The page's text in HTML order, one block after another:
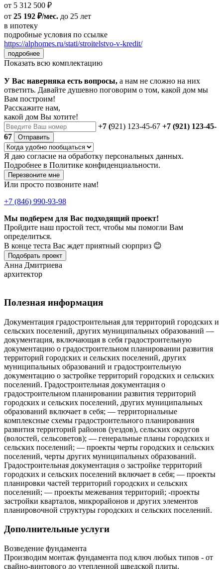
от 5 312 500 ₽
от 25 192 ₽/мес. до 25 лет
в ипотеку
подробные условия по ссылке
https://alphomes.ru/stati/stroitelstvo-v-kredit/
подробнее
Показать всю комплектацию
У Вас наверняка есть вопросы, а нам не сложно на них
ответить. Давайте душевно поговорим о том, какой дом мы
Вам построим!
Расскажите нам,
какой дом Вы хотите!
+7 (921) 123-45-67 +7 (921) 123-45-
67
Отправить
Я даю согласие на обработку персональных данных.
Подробнее в Политике конфиденциальности.
Перезвоните мне
Или просто позвоните нам!
+7 (846) 990-93-98
Мы подберем для Вас подходящий проект!
Пройдите наш простой тест, чтобы мы помогли Вам
определиться.
В конце теста Вас ждет приятный сюрприз 😊
Подобрать проект
Анна Дмитриева
архитектор
Полезная информация
Документация градостроительная для территорий городских и
сельских поселений, других муниципальных образований —
документация, включающая в себя градостроительную
документацию о градостроительном планировании развития
территорий городских и сельских поселений, других
муниципальных образований и градостроительную
документацию о застройке территорий городских и сельских
поселений. Градостроительная документация о
градостроительном планировании развития территорий
городских и сельских поселений, других муниципальных
образований включает в себя; — территориальные
комплексные схемы градостроительного планирования
развития территорий районов (уездов), сельских округов
(волостей, сельсоветов); — генеральные планы городских и
сельских поселений; — проекты черты городских и сельских
поселений, черты других муниципальных образований.
Градостроительная документация о застройке территорий
городских и сельских поселений включает в себя; — проекты
планировки частей территорий городских и сельских
поселений; — проекты межевания территорий; -проекты
застройки кварталов, микрорайонов и других элементов
планировочной структуры городских и сельских поселений.
Дополнительные услуги
Возведение фундамента
Производим монтаж фундамента под ключ любых типов - от
свайно-винтового до утепленной шведской плиты.